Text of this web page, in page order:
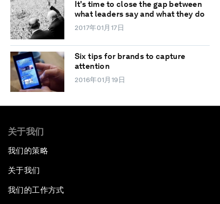
It's time to close the gap between
what leaders say and what they do
2017年01月17日
Six tips for brands to capture
attention
2016年01月19日
关于我们
我们的策略
关于我们
我们的工作方式